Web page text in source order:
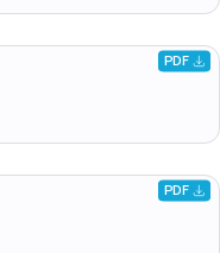
PDF
PDF